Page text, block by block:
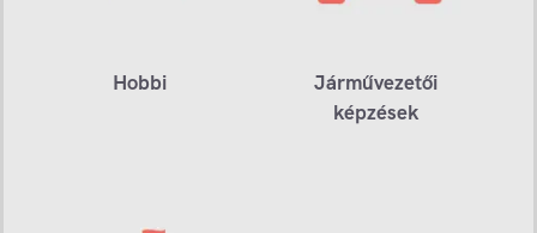
Hobbi
Járművezetői
képzések